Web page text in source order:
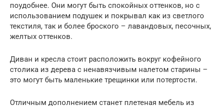
поудобнее. Они могут быть спокойных оттенков, но с
использованием подушек и покрывал как из светлого
текстиля, так и более броского – лавандовых, песочных,
желтых оттенков.
Диван и кресла стоит расположить вокруг кофейного
столика из дерева с ненавязчивым налетом старины –
это могут быть маленькие трещинки или потертости.
Отличным дополнением станет плетеная мебель из